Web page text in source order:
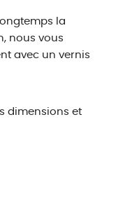
la
nous vous
avec un vernis
dimensions et